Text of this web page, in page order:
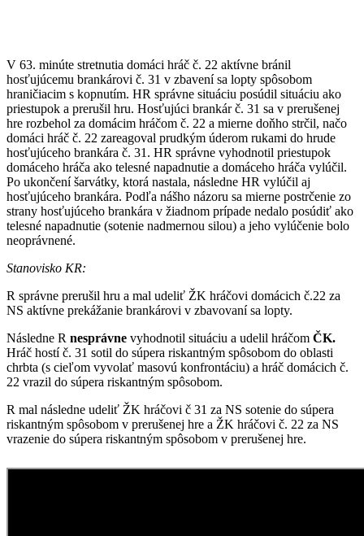
V 63. minúte stretnutia domáci hráč č. 22 aktívne bránil
hosťujúcemu brankárovi č. 31 v zbavení sa lopty spôsobom
hraničiacim s kopnutím. HR správne situáciu posúdil situáciu ako
priestupok a prerušil hru. Hosťujúci brankár č. 31 sa v prerušenej
hre rozbehol za domácim hráčom č. 22 a mierne doňho strčil, načo
domáci hráč č. 22 zareagoval prudkým úderom rukami do hrude
hosťujúceho brankára č. 31. HR správne vyhodnotil priestupok
domáceho hráča ako telesné napadnutie a domáceho hráča vylúčil.
Po ukončení šarvátky, ktorá nastala, následne HR vylúčil aj
hosťujúceho brankára. Podľa nášho názoru sa mierne postrčenie zo
strany hosťujúceho brankára v žiadnom prípade nedalo posúdiť ako
telesné napadnutie (sotenie nadmernou silou) a jeho vylúčenie bolo
neoprávnené.
Stanovisko KR:
R správne prerušil hru a mal udeliť ŽK hráčovi domácich č.22 za
NS aktívne prekážanie brankárovi v zbavovaní sa lopty.
Následne R nesprávne vyhodnotil situáciu a udelil hráčom ČK.
Hráč hostí č. 31 sotil do súpera riskantným spôsobom do oblasti
chrbta (s cieľom vyvolať masovú konfrontáciu) a hráč domácich č.
22 vrazil do súpera riskantným spôsobom.
R mal následne udeliť ŽK hráčovi č 31 za NS sotenie do súpera
riskantným spôsobom v prerušenej hre a ŽK hráčovi č. 22 za NS
vrazenie do súpera riskantným spôsobom v prerušenej hre.